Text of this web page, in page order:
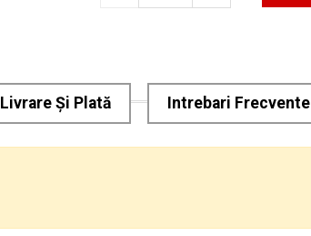
Livrare Și Plată Intrebari Frecvente